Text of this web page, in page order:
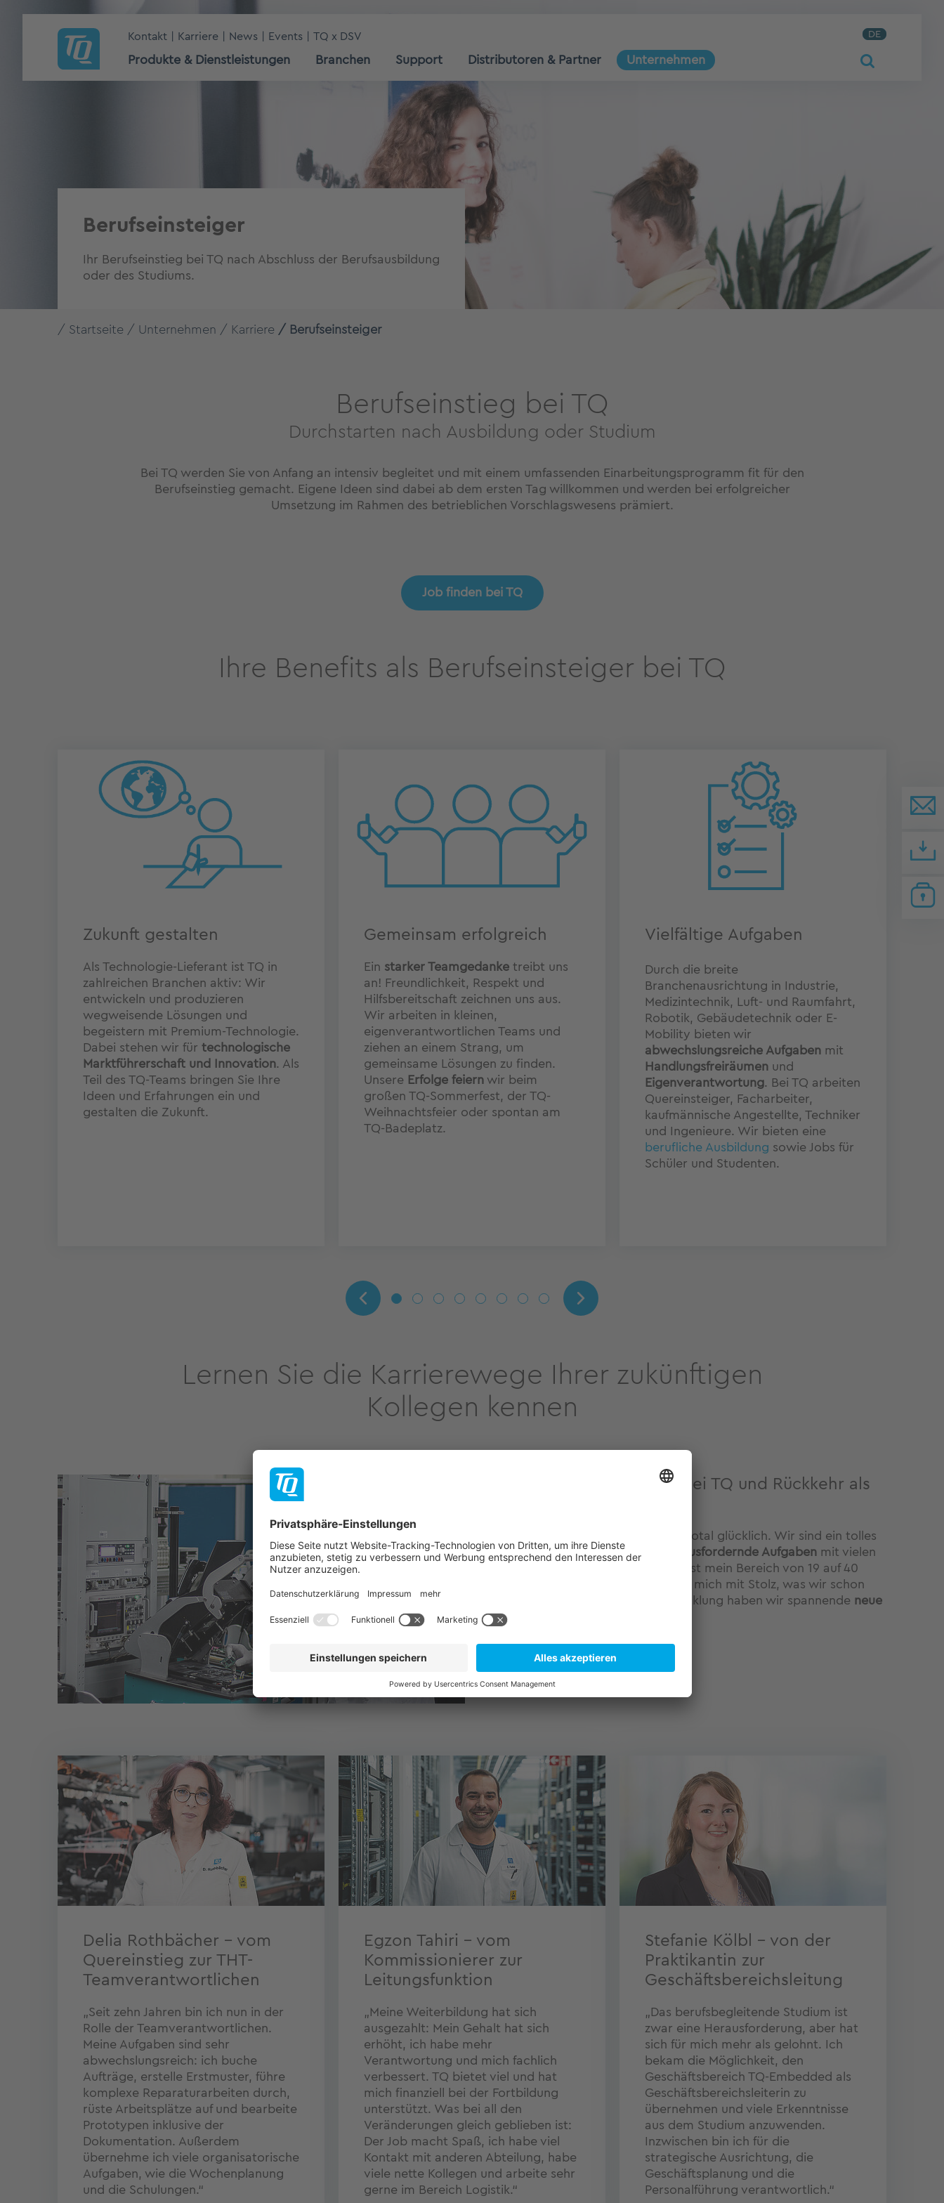
Kontakt Karriere News Events TQ x DSV DE
Produkte & Dienstleistungen Branchen Support Distributoren & Partner Unternehmen
Berufseinsteiger
Ihr Berufseinstieg bei TQ nach Abschluss der Berufsausbildung
oder des Studiums.
Startseite Unternehmen Karriere Berufseinsteiger
Berufseinstieg bei TQ
Durchstarten nach Ausbildung oder Studium
Bei TQ werden Sie von Anfang an intensiv begleitet und mit einem umfassenden Einarbeitungsprogramm fit für den
Berufseinstieg gemacht. Eigene Ideen sind dabei ab dem ersten Tag willkommen und werden bei erfolgreicher
Umsetzung im Rahmen des betrieblichen Vorschlagswesens prämiert.
Job finden bei TQ
Ihre Benefits als Berufseinsteiger bei TQ
Zukunft gestalten
Als Technologie-Lieferant ist TQ in
zahlreichen Branchen aktiv: Wir
entwickeln und produzieren
wegweisende Lösungen und
begeistern mit Premium-Technologie.
Dabei stehen wir für technologische
Marktführerschaft und Innovation. Als
Teil des TQ-Teams bringen Sie Ihre
Ideen und Erfahrungen ein und
gestalten die Zukunft.
Gemeinsam erfolgreich
Ein starker Teamgedanke treibt uns
an! Freundlichkeit, Respekt und
Hilfsbereitschaft zeichnen uns aus.
Wir arbeiten in kleinen,
eigenverantwortlichen Teams und
ziehen an einem Strang, um
gemeinsame Lösungen zu finden.
Unsere Erfolge feiern wir beim
großen TQ-Sommerfest, der TQ-
Weihnachtsfeier oder spontan am
TQ-Badeplatz.
Vielfältige Aufgaben
Durch die breite
Branchenausrichtung in Industrie,
Medizintechnik, Luft- und Raumfahrt,
Robotik, Gebäudetechnik oder E-
Mobility bieten wir
abwechslungsreiche Aufgaben mit
Handlungsfreiräumen und
Eigenverantwortung. Bei TQ arbeiten
Quereinsteiger, Facharbeiter,
kaufmännische Angestellte, Techniker
und Ingenieure. Wir bieten eine
berufliche Ausbildung sowie Jobs für
Schüler und Studenten.
Lernen Sie die Karrierewege Ihrer zukünftigen
Kollegen kennen
Georg Weiß - Berufsstart bei TQ und Rückkehr als
„Ich bin mit meiner Tätigkeit bei TQ total glücklich. Wir sind ein tolles
Team und ich habespannende, herausfordernde Aufgaben mit vielen
Gestaltungsfreiräumen. Mittlerweile ist mein Bereich von 19 auf 40
Mitarbeiter gewachsen und es erfüllt mich mit Stolz, was wir schon
alles geschaffen haben. In der Entwicklung haben wir spannende neue
Projekte
Delia Rothbächer – vom
Quereinstieg zur THT-
Teamverantwortlichen
„Seit zehn Jahren bin ich nun in der
Rolle der Teamverantwortlichen.
Meine Aufgaben sind sehr
abwechslungsreich: ich buche
Aufträge, erstelle Erstmuster, führe
komplexe Reparaturarbeiten durch,
rüste Arbeitsplätze auf und bearbeite
Prototypen inklusive der
Dokumentation. Außerdem
übernehme ich viele organisatorische
Aufgaben, wie die Wochenplanung
und die Schulungen.“
Egzon Tahiri - vom
Kommissionierer zur
Leitungsfunktion
„Meine Weiterbildung hat sich
ausgezahlt: Mein Gehalt hat sich
erhöht, ich habe mehr
Verantwortung und mich fachlich
verbessert. TQ bietet viel und hat
mich finanziell bei der Fortbildung
unterstützt. Was bei all den
Veränderungen gleich geblieben ist:
Der Job macht Spaß, ich habe viel
Kontakt mit anderen Abteilung, habe
viele nette Kollegen und arbeite sehr
gerne im Bereich Logistik.“
Stefanie Kölbl – von der
Praktikantin zur
Geschäftsbereichsleitung
„Das berufsbegleitende Studium ist
zwar eine Herausforderung, aber hat
sich für mich mehr als gelohnt. Ich
bekam die Möglichkeit, den
Geschäftsbereich TQ-Embedded als
Geschäftsbereichsleiterin zu
übernehmen und viele Erkenntnisse
aus dem Studium anzuwenden.
Inzwischen bin ich für die
strategische Ausrichtung, die
Geschäftsplanung und die
Personalführung verantwortlich.“